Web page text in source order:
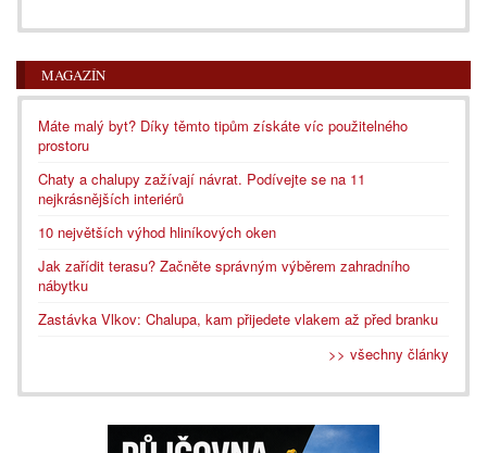
MAGAZÍN
Máte malý byt? Díky těmto tipům získáte víc použitelného
prostoru
Chaty a chalupy zažívají návrat. Podívejte se na 11
nejkrásnějších interiérů
10 největších výhod hliníkových oken
Jak zařídit terasu? Začněte správným výběrem zahradního
nábytku
Zastávka Vlkov: Chalupa, kam přijedete vlakem až před branku
>> všechny články